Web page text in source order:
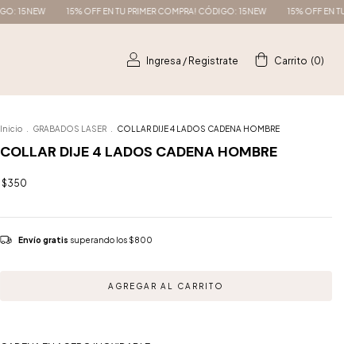
15% OFF EN TU PRIMER COMPRA! CÓDIGO: 15NEW 15% OFF EN TU PRIMER
Ingresa / Registrate Carrito (0)
Inicio GRABADOS LASER COLLAR DIJE 4 LADOS CADENA HOMBRE
COLLAR DIJE 4 LADOS CADENA HOMBRE
$350
Envío gratis superando los $800